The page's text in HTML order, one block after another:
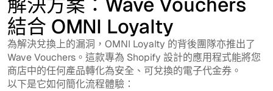
結合 OMNI Loyalty
為解決兌換上的漏洞，OMNI Loyalty 的背後團隊亦推出了
Wave Vouchers。這款專為 Shopify 設計的應用程式能將您
商店中的任何產品轉化為安全、可兌換的電子代金券。
以下是它如何簡化流程體驗：